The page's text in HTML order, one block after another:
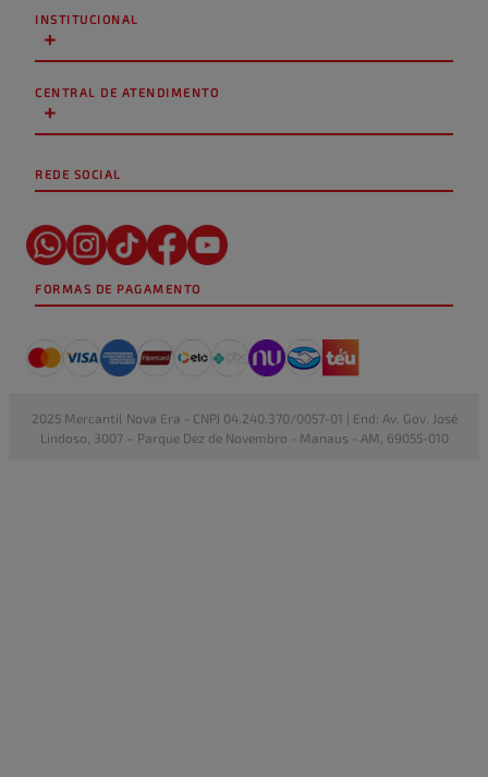
INSTITUCIONAL
+
CENTRAL DE ATENDIMENTO
+
REDE SOCIAL
FORMAS DE PAGAMENTO
2025 Mercantil Nova Era - CNPJ 04.240.370/0057-01 | End: Av. Gov. José
Lindoso, 3007 – Parque Dez de Novembro - Manaus - AM, 69055-010